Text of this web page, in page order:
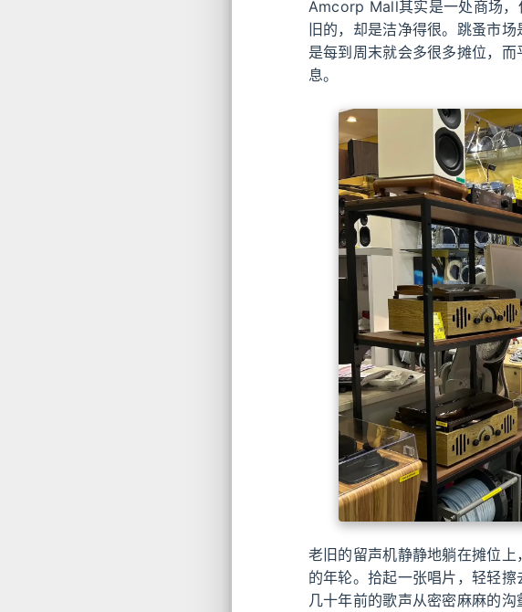
Amcorp Mall其实是一处商场，
旧的，却是洁净得很。跳蚤市
是每到周末就会多很多摊位，
息。
老旧的留声机静静地躺在摊位
的年轮。拾起一张唱片，轻轻
几十年前的歌声从密密麻麻的